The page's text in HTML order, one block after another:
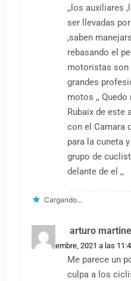
,,los auxiliares
ser llevadas
,saben
rebasando el
motoristas son
grandes
motos ,, Quedo
Rubaix de este
con el Camara
para la cuneta
grupo de
delante de el ,,
Cargando...
arturo
23 noviembre, 2021 a las
Me parece un
culpa a los